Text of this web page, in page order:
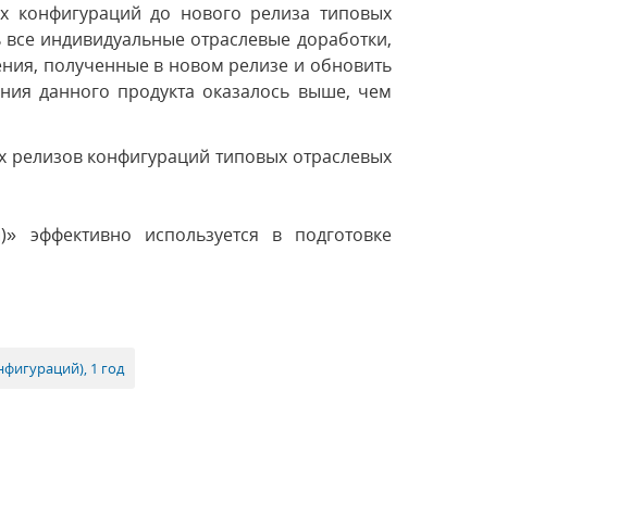
конфигураций до нового релиза типовых
индивидуальные отраслевые доработки,
полученные в новом релизе и обновить
данного продукта оказалось выше, чем
конфигураций типовых отраслевых
эффективно используется в подготовке
1 год